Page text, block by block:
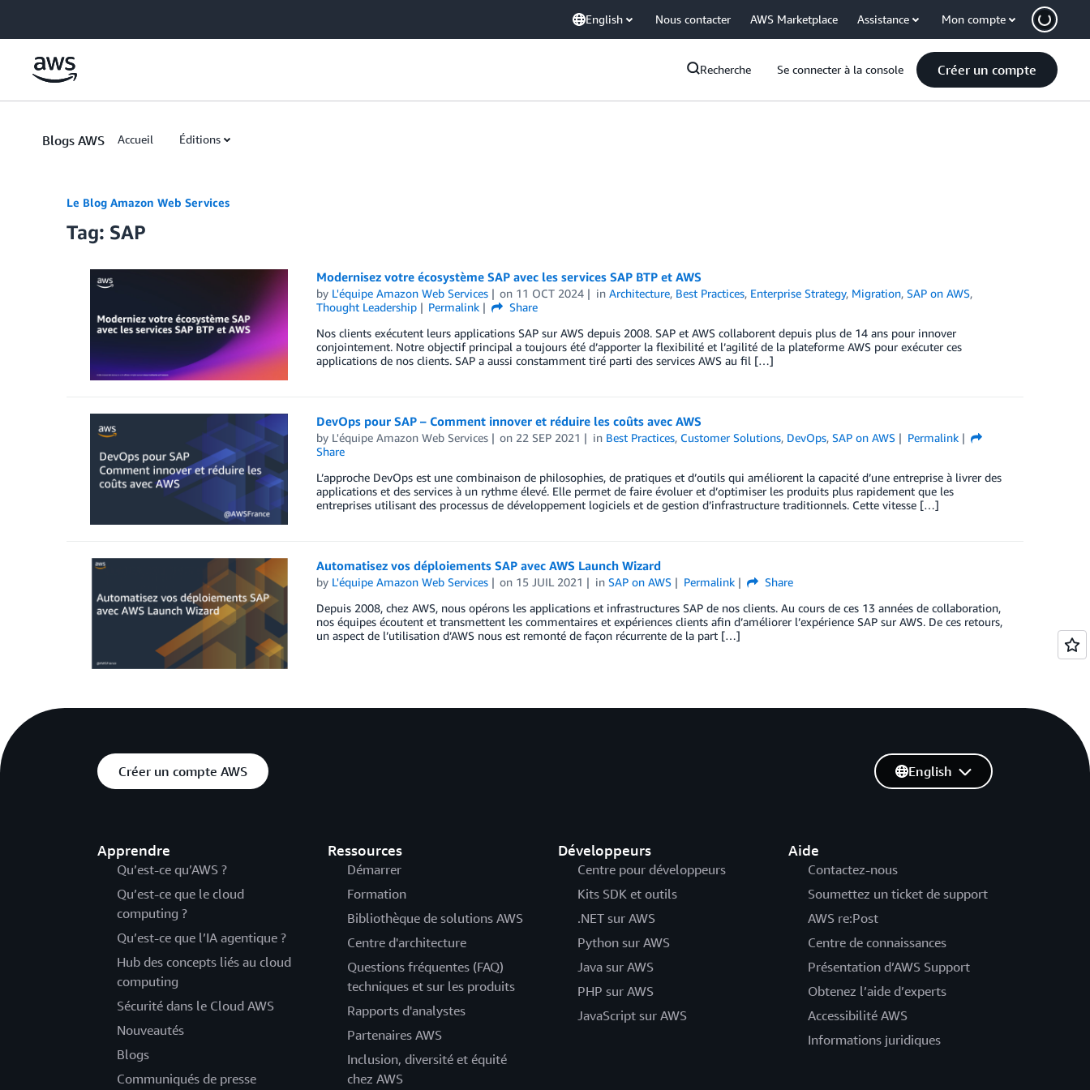
English Nous contacter AWS Marketplace Assistance Mon compte
Recherche Se connecter à la console Créer un compte
Blogs AWS Accueil Éditions
Le Blog Amazon Web Services
Tag: SAP
Modernisez votre écosystème SAP avec les services SAP BTP et AWS
by L'équipe Amazon Web Services on 11 OCT 2024 inArchitecture, Best Practices, Enterprise Strategy, Migration,SAP on AWS,
Thought Leadership
Permalink
Share
Nos clients exécutent leurs applications SAP sur AWS depuis 2008. SAP et AWS collaborent depuis plus de 14 ans pour innover
conjointement. Notre objectif principal a toujours été d’apporter la flexibilité et l’agilité de la plateforme AWS pour exécuter ces
applications de nos clients. SAP a aussi constamment tiré parti des services AWS au fil […]
DevOps pour SAP – Comment innover et réduire les coûts avec AWS
by L'équipe Amazon Web Services on 22 SEP 2021 in Best Practices, Customer Solutions, DevOps,SAP on AWS
Permalink
Share
L’approche DevOps est une combinaison de philosophies, de pratiques et d’outils qui améliorent la capacité d’une entreprise à livrer des
applications et des services à un rythme élevé. Elle permet de faire évoluer et d’optimiser les produits plus rapidement que les
entreprises utilisant des processus de développement logiciels et de gestion d’infrastructure traditionnels. Cette vitesse […]
Automatisez vos déploiements SAP avec AWS Launch Wizard
by L'équipe Amazon Web Services on 15 JUIL 2021 inSAP on AWS Permalink
Share
Depuis 2008, chez AWS, nous opérons les applications et infrastructures SAP de nos clients. Au cours de ces 13 années de collaboration,
nos équipes écoutent et transmettent les commentaires et expériences clients afin d’améliorer l’expérience SAP sur AWS. De ces retours,
un aspect de l’utilisation d’AWS nous est remonté de façon récurrente de la part […]
Créer un compte AWS
Apprendre
Qu’est-ce qu’AWS ?
Qu’est-ce que le cloud
computing ?
Qu’est-ce que l’IA agentique ?
Hub des concepts liés au cloud
computing
Sécurité dans le Cloud AWS
Nouveautés
Blogs
Communiqués de presse
Ressources
Démarrer
Formation
Bibliothèque de solutions AWS
Centre d'architecture
Questions fréquentes (FAQ)
techniques et sur les produits
Rapports d'analystes
Partenaires AWS
Inclusion, diversité et équité
chez AWS
Développeurs
Centre pour développeurs
Kits SDK et outils
.NET sur AWS
Python sur AWS
Java sur AWS
PHP sur AWS
JavaScript sur AWS
Aide
Contactez-nous
Soumettez un ticket de support
AWS re:Post
Centre de connaissances
Présentation d’AWS Support
Obtenez l’aide d’experts
Accessibilité AWS
Informations juridiques
English